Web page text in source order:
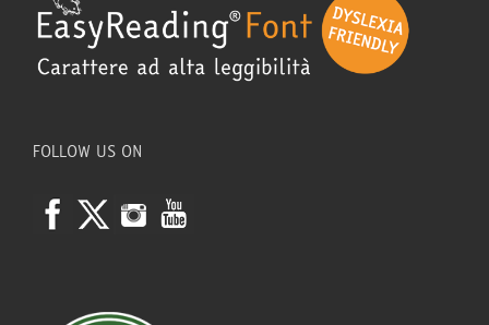
FOLLOW US ON